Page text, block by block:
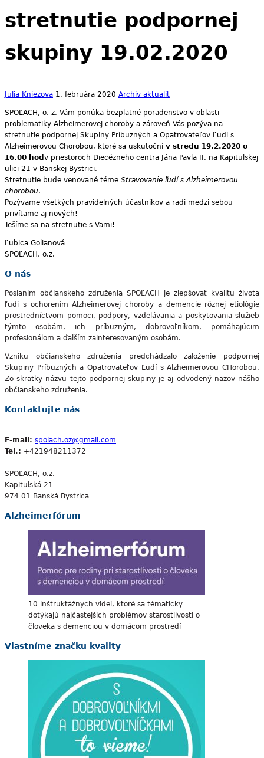
stretnutie podpornej
skupiny 19.02.2020
Julia Kniezova 1. februára 2020 Archív aktualít
SPOĽACH, o. z. Vám ponúka bezplatné poradenstvo v oblasti
problematiky Alzheimerovej choroby a zároveň Vás pozýva na
stretnutie podpornej Skupiny Príbuzných a Opatrovateľov Ľudí s
Alzheimerovou Chorobou, ktoré sa uskutoční v stredu 19.2.2020 o
16.00 hod v priestoroch Diecézneho centra Jána Pavla II. na Kapitulskej
ulici 21 v Banskej Bystrici.
Stretnutie bude venované téme Stravovanie ľudí s Alzheimerovou
chorobou.
Pozývame všetkých pravidelných účastníkov a radi medzi sebou
privítame aj nových!
Tešíme sa na stretnutie s Vami!
Ľubica Golianová
SPOĽACH, o.z.
O nás
Poslaním občianskeho združenia SPOĽACH je zlepšovať kvalitu života
ľudí s ochorením Alzheimerovej choroby a demencie rôznej etiológie
prostredníctvom pomoci, podpory, vzdelávania a poskytovania služieb
týmto osobám, ich príbuzným, dobrovoľníkom, pomáhajúcim
profesionálom a ďalším zainteresovaným osobám.
Vzniku občianskeho združenia predchádzalo založenie podpornej
Skupiny Príbuzných a Opatrovateľov Ľudí s Alzheimerovou CHorobou.
Zo skratky názvu tejto podpornej skupiny je aj odvodený nazov nášho
občianskeho združenia.
Kontaktujte nás
E-mail: spolach.oz@gmail.com
Tel.: +421948211372
SPOĽACH, o.z.
Kapitulská 21
974 01 Banská Bystrica
Alzheimerfórum
10 inštruktážnych videí, ktoré sa tématicky
dotýkajú najčastejších problémov starostlivosti o
človeka s demenciou v domácom prostredí
Vlastníme značku kvality